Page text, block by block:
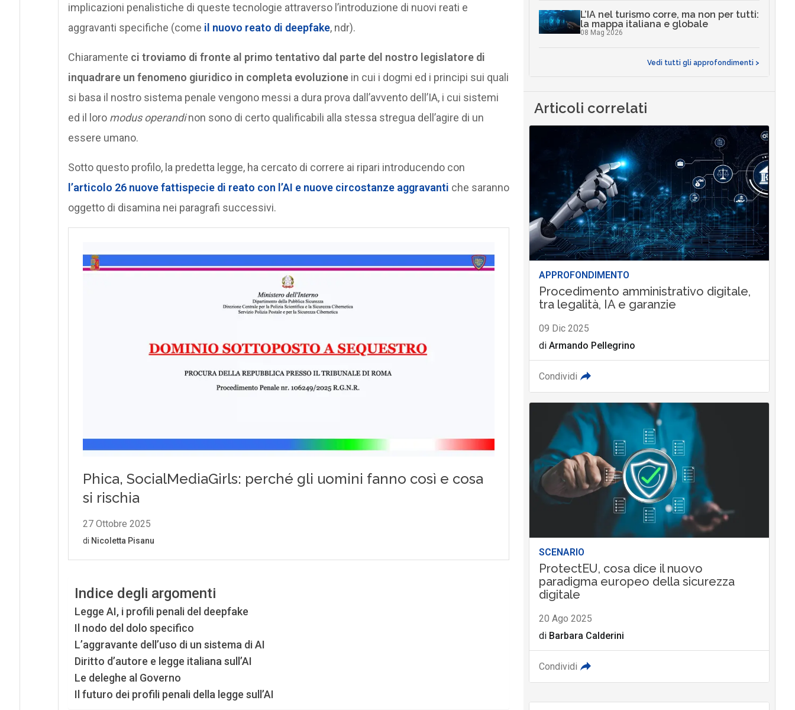
implicazioni penalistiche di queste tecnologie attraverso l’introduzione di nuovi reati e
aggravanti specifiche (come il nuovo reato di deepfake, ndr).
Chiaramente ci troviamo di fronte al primo tentativo dal parte del nostro legislatore di
inquadrare un fenomeno giuridico in completa evoluzionein cui i dogmi ed i principi sui quali
si basa il nostro sistema penale vengono messi a dura prova dall’avvento dell’IA, i cui sistemi
ed il loro modus operandinon sono di certo qualificabili alla stessa stregua dell’agire di un
essere umano.
Sotto questo profilo, la predetta legge, ha cercato di correre ai ripari introducendo con
l’articolo 26 nuove fattispecie di reato con l’AI e nuove circostanze aggravanti che saranno
oggetto di disamina nei paragrafi successivi.
Indice degli argomenti
Legge AI, i profili penali del deepfake
Il nodo del dolo specifico
L’aggravante dell’uso di un sistema di AI
Diritto d’autore e legge italiana sull’AI
Le deleghe al Governo
Il futuro dei profili penali della legge sull’AI
L’IA nel turismo corre, ma non per tutti:
la mappa italiana e globale
08 Mag 2026
Vedi tutti gli approfondimenti >
Articoli correlati
APPROFONDIMENTO
Procedimento amministrativo digitale,
tra legalità, IA e garanzie
09 Dic 2025
di Armando Pellegrino
Condividi
SCENARIO
ProtectEU, cosa dice il nuovo
paradigma europeo della sicurezza
digitale
20 Ago 2025
di Barbara Calderini
Condividi